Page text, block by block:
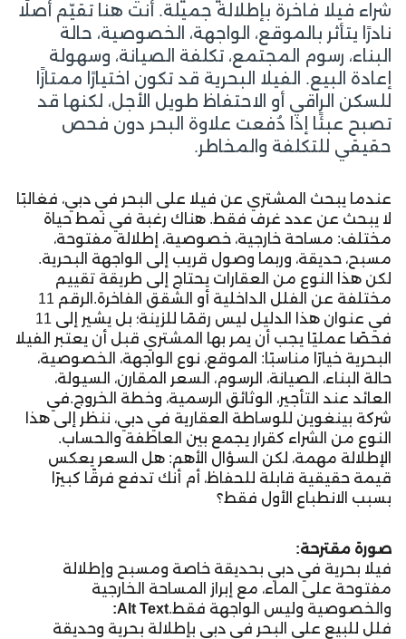
شراء فيلا فاخرة بإطلالة جميلة. أنت هنا تقيّم أصلًا
نادرًا يتأثر بالموقع، الواجهة، الخصوصية، حالة
البناء، رسوم المجتمع، تكلفة الصيانة، وسهولة
إعادة البيع. الفيلا البحرية قد تكون اختيارًا ممتازًا
للسكن الراقي أو الاحتفاظ طويل الأجل، لكنها قد
تصبح عبئًا إذا دُفعت علاوة البحر دون فحص
حقيقي للتكلفة والمخاطر.
عندما يبحث المشتري عن فيلا على البحر في دبي، فغالبًا
لا يبحث عن عدد غرف فقط. هناك رغبة في نمط حياة
مختلف: مساحة خارجية، خصوصية، إطلالة مفتوحة،
مسبح، حديقة، وربما وصول قريب إلى الواجهة البحرية.
لكن هذا النوع من العقارات يحتاج إلى طريقة تقييم
مختلفة عن الفلل الداخلية أو الشقق الفاخرة.الرقم 11
في عنوان هذا الدليل ليس رقمًا للزينة؛ بل يشير إلى 11
فحصًا عمليًا يجب أن يمر بها المشتري قبل أن يعتبر الفيلا
البحرية خيارًا مناسبًا: الموقع، نوع الواجهة، الخصوصية،
حالة البناء، الصيانة، الرسوم، السعر المقارن، السيولة،
العائد عند التأجير، الوثائق الرسمية، وخطة الخروج.في
شركة بينغوين للوساطة العقارية في دبي، ننظر إلى هذا
النوع من الشراء كقرار يجمع بين العاطفة والحساب.
الإطلالة مهمة، لكن السؤال الأهم: هل السعر يعكس
قيمة حقيقية قابلة للحفاظ، أم أنك تدفع فرقًا كبيرًا
بسبب الانطباع الأول فقط؟
صورة مقترحة:
فيلا بحرية في دبي بحديقة خاصة ومسبح وإطلالة
مفتوحة على الماء، مع إبراز المساحة الخارجية
والخصوصية وليس الواجهة فقط.Alt Text:
فلل للبيع على البحر في دبي بإطلالة بحرية وحديقة